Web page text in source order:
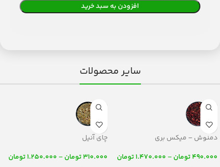
افزودن به سبد خرید
سایر محصولات
دمنوش – میکس بری
490.000تومان–
1.470.000تومان
چای آنیل
310.000تومان–
1.250.000تومان